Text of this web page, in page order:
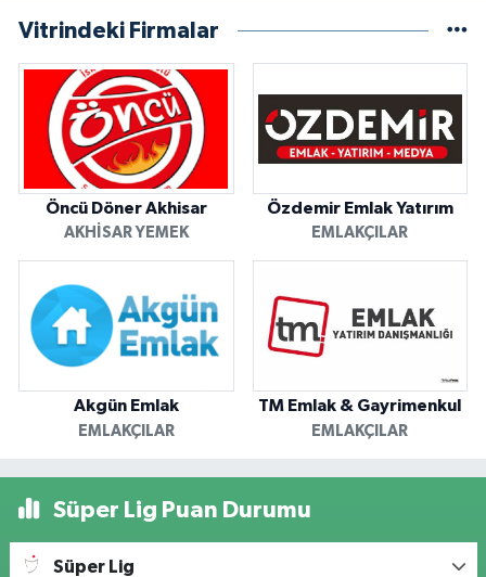
Vitrindeki Firmalar
Öncü Döner Akhisar
AKHISAR YEMEK
Özdemir Emlak Yatırım
EMLAKÇILAR
Akgün Emlak
EMLAKÇILAR
TM Emlak & Gayrimenkul
EMLAKÇILAR
Süper Lig Puan Durumu
Süper Lig